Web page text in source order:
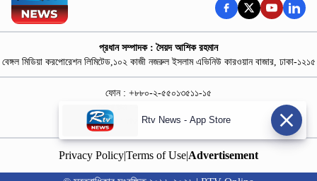
প্রধান সম্পাদক : সৈয়দ আশিক রহমান
বেঙ্গল মিডিয়া করপোরেশন লিমিটেড,১০২ কাজী নজরুল ইসলাম এভিনিউ কারওয়ান বাজার, ঢাকা-১২১৫
ফোন : +৮৮০-২-৫৫০১৩৫১১-১৫
নিউজ রুম : +৮৮০-১৮৭৮১৮৪৩৬৯-৭০
বিজ্ঞাপন :
rtvdigitalad@gmail.com
Privacy Policy|Terms of Use|Advertisement
Rtv News - App Store